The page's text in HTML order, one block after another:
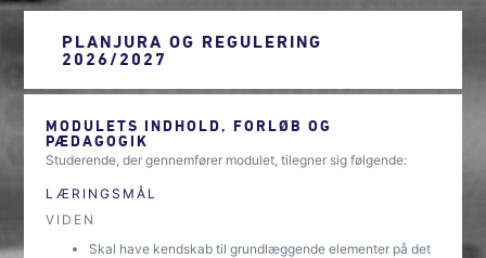
PLANJURA OG REGULERING
2026/2027
MODULETS INDHOLD, FORLØB OG
PÆDAGOGIK
Studerende, der gennemfører modulet, tilegner sig følgende:
LÆRINGSMÅL
VIDEN
Skal have kendskab til grundlæggende elementer på det